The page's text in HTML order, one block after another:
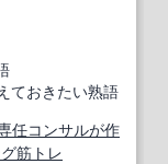
ておきたい熟語
任コンサルが作
筋トレ